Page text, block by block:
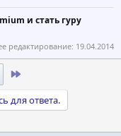
и стать гуру
редактирование: 19.04.2014
для ответа.